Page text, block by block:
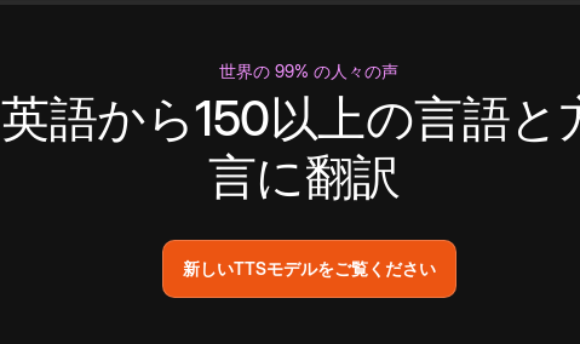
世界の 99% の人々の声
英語から150以上の言語と
言に翻訳
新しいTTSモデルをご覧ください